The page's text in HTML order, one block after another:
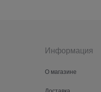
Информация
О магазине